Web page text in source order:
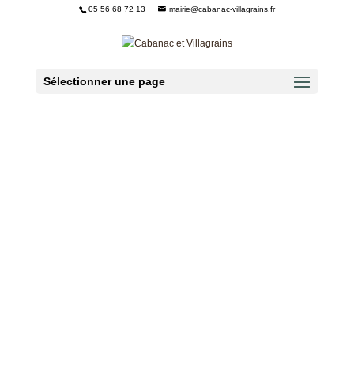
05 56 68 72 13 mairie@cabanac-villagrains.fr
Sélectionner une page